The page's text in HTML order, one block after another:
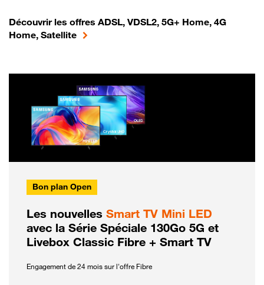
Découvrir les offres ADSL, VDSL2, 5G+ Home, 4G
Home, Satellite
Bon plan Open
Les nouvelles Smart TV Mini LED
avec la Série Spéciale 130Go 5G et
Livebox Classic Fibre + Smart TV
Engagement de 24 mois sur l'offre Fibre